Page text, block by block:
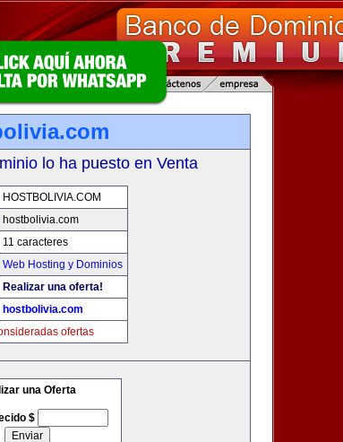
lo ha puesto en Venta
HOSTBOLIVIA.COM
hostbolivia.com
11 caracteres
Web Hosting y Dominios
Realizar una oferta!
hostbolivia.com
ofertas
una Oferta
$